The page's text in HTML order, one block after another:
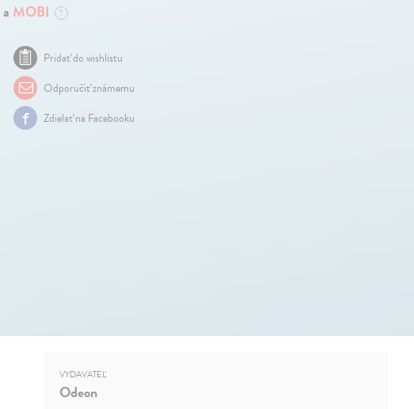
a MOBI ?
Pridať do wishlistu
Odporučiť známemu
Zdielať na Facebooku
VYDAVATEĽ
Odeon